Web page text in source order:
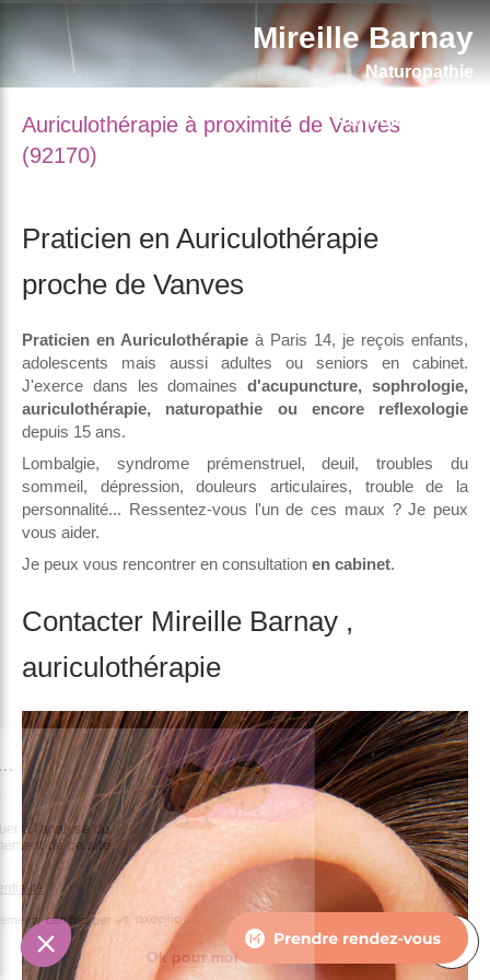
Mireille Barnay
Naturopathie
Auriculothérapie
Auriculothérapie à proximité de Vanves
(92170)
Praticien en Auriculothérapie
proche de Vanves
Praticien en Auriculothérapie à Paris 14, je reçois enfants,
adolescents mais aussi adultes ou seniors en cabinet.
J'exerce dans les domaines d'acupuncture, sophrologie,
auriculothérapie, naturopathie ou encore reflexologie
depuis 15 ans.
Lombalgie, syndrome prémenstruel, deuil, troubles du
sommeil, dépression, douleurs articulaires, trouble de la
personnalité... Ressentez-vous l'un de ces maux ? Je peux
vous aider.
Je peux vous rencontrer en consultation en cabinet.
Contacter Mireille Barnay ,
auriculothérapie